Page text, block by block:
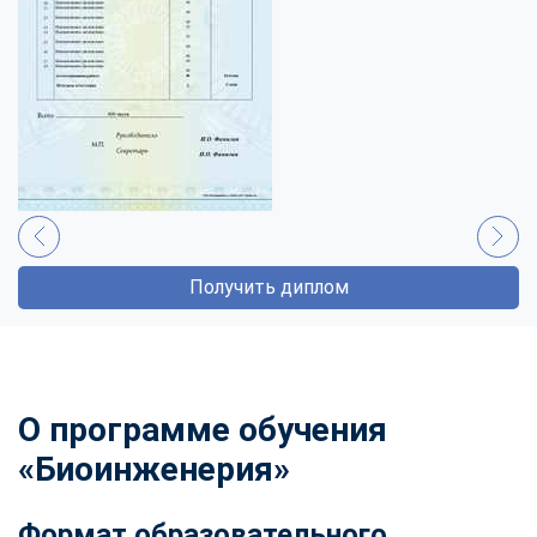
Получить диплом
О программе обучения
«Биоинженерия»